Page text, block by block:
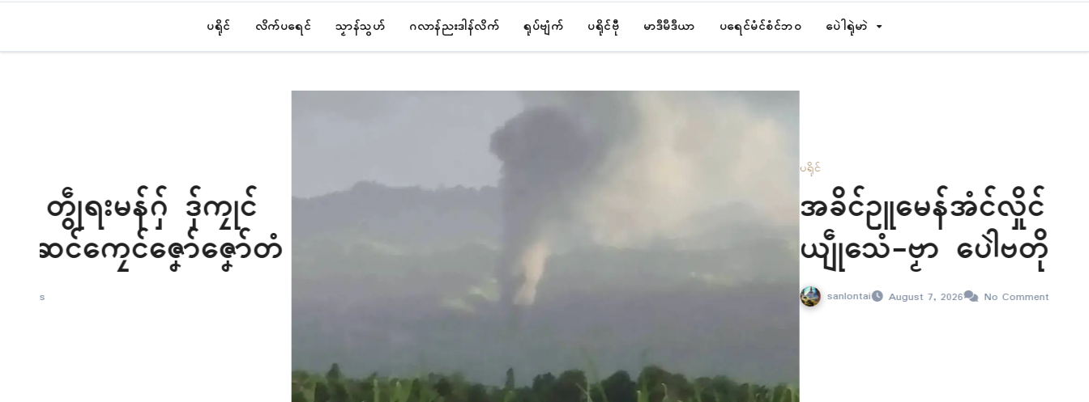
ပရိုၚ် လိက်ပရေၚ် သၟာန်သွဟ် ဂလာန်ညးဒါန်လိက် ရုပ်ဗျံက် ပရိုၚ်ဗီု မာဒဳမဳဒဳယာ ပရေၚ်မံၚ်စံၚ်ဘဝ ပေဲါရုဲမာဲ
အခိၚ်ဥူမေန်အံၚ်လှိုၚ် အာမံၚ်ဍုၚ်သေံ ပ္ဍဲပ
ယျဵုသေံ-ဗၟာ ပေါဲဗတိုက်ဆက်ဒှ်မံၚ်
No Comments